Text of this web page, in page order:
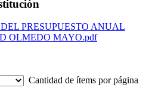
PRESUPUESTO ANUAL
OLMEDO MAYO.pdf
Cantidad de ítems por página